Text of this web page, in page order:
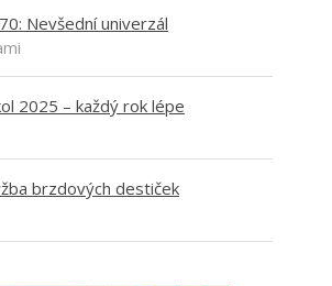
Nevšední univerzál
2025 – každý rok lépe
brzdových destiček